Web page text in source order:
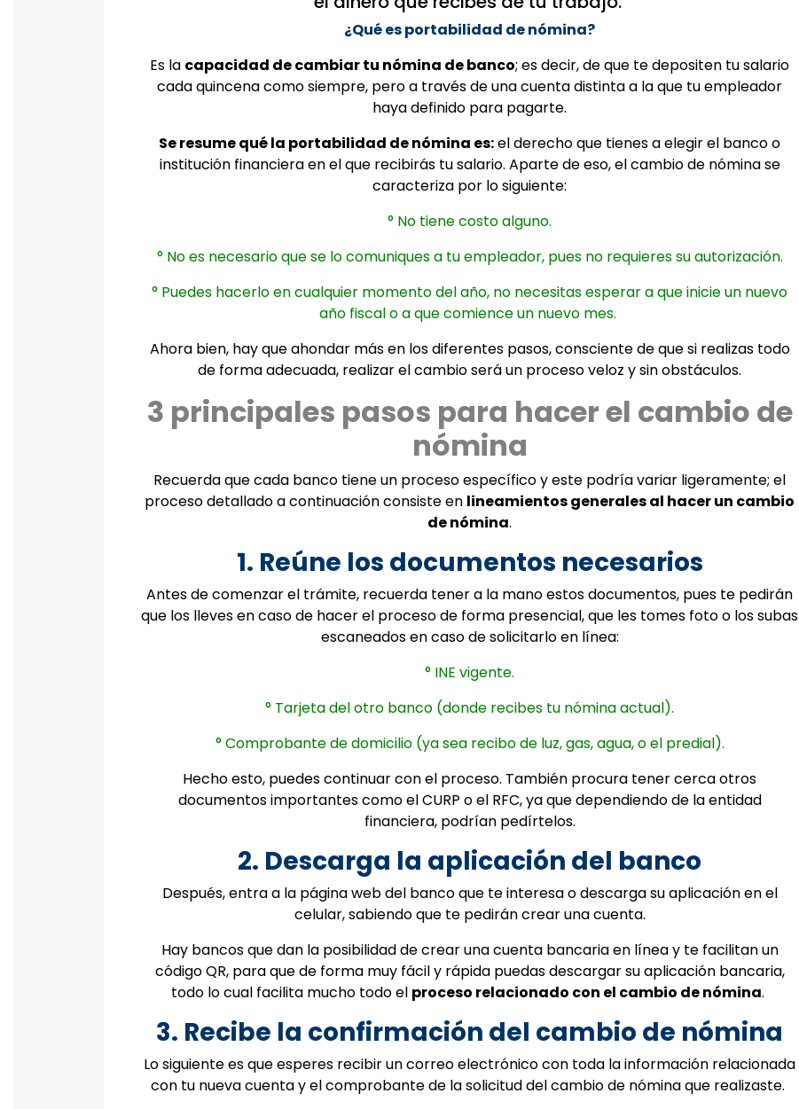
¿Qué es portabilidad de nómina?
Es la capacidad de cambiar tu nómina de banco; es decir, de que te depositen tu salario
cada quincena como siempre, pero a través de una cuenta distinta a la que tu empleador
haya definido para pagarte.
Se resume qué la portabilidad de nómina es:el derecho que tienes a elegir el banco o
institución financiera en el que recibirás tu salario. Aparte de eso, el cambio de nómina se
caracteriza por lo siguiente:
° No tiene costo alguno.
° No es necesario que se lo comuniques a tu empleador, pues no requieres su autorización.
° Puedes hacerlo en cualquier momento del año, no necesitas esperar a que inicie un nuevo
año fiscal o a que comience un nuevo mes.
Ahora bien, hay que ahondar más en los diferentes pasos, consciente de que si realizas todo
de forma adecuada, realizar el cambio será un proceso veloz y sin obstáculos.
3 principales pasos para hacer el cambio de
nómina
Recuerda que cada banco tiene un proceso específico y este podría variar ligeramente; el
proceso detallado a continuación consiste en lineamientos generales al hacer un cambio
de nómina.
1. Reúne los documentos necesarios
Antes de comenzar el trámite, recuerda tener a la mano estos documentos, pues te pedirán
que los lleves en caso de hacer el proceso de forma presencial, que les tomes foto o los subas
escaneados en caso de solicitarlo en línea:
° INE vigente.
° Tarjeta del otro banco (donde recibes tu nómina actual).
° Comprobante de domicilio (ya sea recibo de luz, gas, agua, o el predial).
Hecho esto, puedes continuar con el proceso. También procura tener cerca otros
documentos importantes como el CURP o el RFC, ya que dependiendo de la entidad
financiera, podrían pedírtelos.
2. Descarga la aplicación del banco
Después, entra a la página web del banco que te interesa o descarga su aplicación en el
celular, sabiendo que te pedirán crear una cuenta.
Hay bancos que dan la posibilidad de crear una cuenta bancaria en línea y te facilitan un
código QR, para que de forma muy fácil y rápida puedas descargar su aplicación bancaria,
todo lo cual facilita mucho todo el proceso relacionado con el cambio de nómina.
3. Recibe la confirmación del cambio de nómina
Lo siguiente es que esperes recibir un correo electrónico con toda la información relacionada
con tu nueva cuenta y el comprobante de la solicitud del cambio de nómina que realizaste.